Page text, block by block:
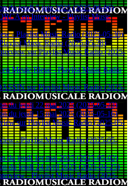
du jeudi 5 juin 2025 (2025-06-06)
en Interview - Playlist Music
- Playlist Music Radio (2025-05-30)
Music Radio (2025-05-28)
sur Playlist Music Radio (2025-
en Meule Bleue - Playlist Music Radio
sur Playlist Music Radio (2025-
du jeudi 22 mai 2025 (2025-05-23)
du jeudi 15 mai 2025 (2025-05-16)
sur Playlist Music Radio (2025-05-
- Playlist Music Radio (2025-05-
du jeudi 1er mai 2025 (2025-05-02)
du jeudi 24 avril 2025 (2025-04-25)
- Playlist Music Radio (2025-